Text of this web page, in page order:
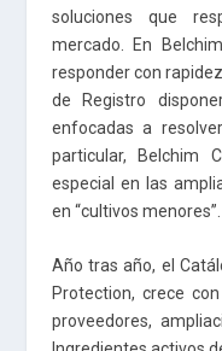
soluciones que
mercado. En
responder con
de Registro
enfocadas a
particular, Belchim
especial en las
en “cultivos menores”.
Año tras año, el
Protection, crece
proveedores,